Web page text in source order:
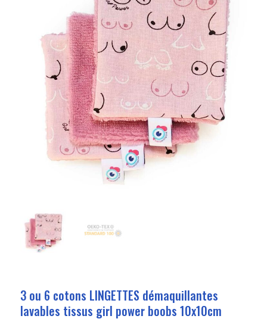
3 ou 6 cotons LINGETTES démaquillantes
lavables tissus girl power boobs 10x10cm